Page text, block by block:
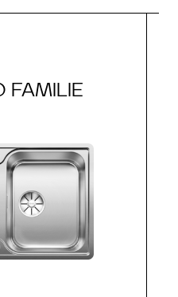
FAMILIE